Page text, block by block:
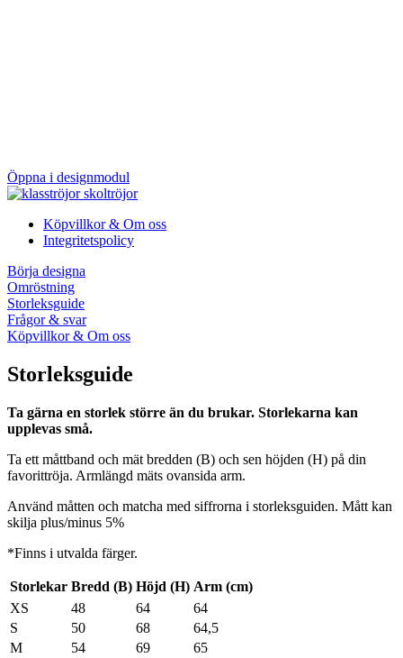
Öppna i designmodul
Köpvillkor & Om oss
Integritetspolicy
Börja designa
Omröstning
Storleksguide
Frågor & svar
Köpvillkor & Om oss
Storleksguide
Ta gärna en storlek större än du brukar. Storlekarna kan
upplevas små.
Ta ett måttband och mät bredden (B) och sen höjden (H) på din
favorittröja. Armlängd mäts ovansida arm.
Använd måtten och matcha med siffrorna i storleksguiden. Mått kan
skilja plus/minus 5%
*Finns i utvalda färger.
Storlekar Bredd (B) Höjd (H) Arm (cm)
XS
48 64
64
S
50 68
64,5
M
54 69 65